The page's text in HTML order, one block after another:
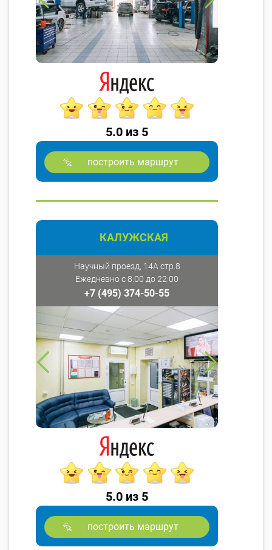
5.0 из 5
построить маршрут
КАЛУЖСКАЯ
Научный проезд, 14А стр.8
Ежедневно с 8:00 до 22:00
+7 (495) 374-50-55
5.0 из 5
построить маршрут